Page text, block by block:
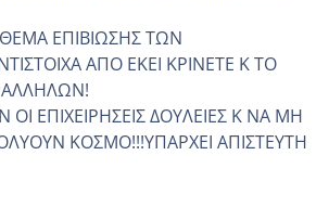
ΕΠΙΒΙΩΣΗΣ ΤΩΝ
ΑΠΟ ΕΚΕΙ ΚΡΙΝΕΤΕ Κ ΤΟ
ΕΠΙΧΕΙΡΗΣΕΙΣ ΔΟΥΛΕΙΕΣ Κ ΝΑ ΜΗ
ΚΟΣΜΟ!!!ΥΠΑΡΧΕΙ ΑΠΙΣΤΕΥΤΗ